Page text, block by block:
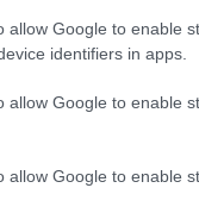
allow Google to enable
identifiers in apps.
allow Google to enable
allow Google to enable